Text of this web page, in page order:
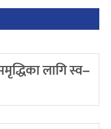
लागि स्व–